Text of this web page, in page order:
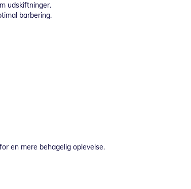
udskiftninger.
barbering.
en mere behagelig oplevelse.